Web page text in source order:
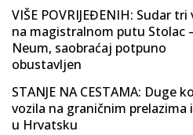
VIŠE POVRIJEĐENIH: Sudar tri
na magistralnom putu Stolac
Neum, saobraćaj potpuno
obustavljen
STANJE NA CESTAMA: Duge
vozila na graničnim prelazima
u Hrvatsku